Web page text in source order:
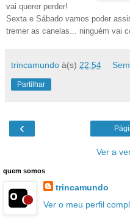
vai querer perder!
Sexta e Sábado vamos poder
tremer as canelas... ninguém vai
trincamundo à(s) 22:54
Partilhar
‹
Ver a
quem somos
trincamundo
Ver o meu perfil